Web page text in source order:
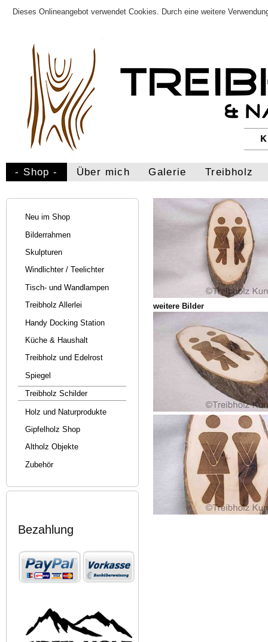
Dieses Onlineangebot verwendet Cookies. Durch eine weitere
- Shop - Über mich Galerie Treibholz
Neu im Shop
Bilderrahmen
Skulpturen
Windlichter / Teelichter
Tisch- und Wandlampen
Treibholz Allerlei
Handy Docking Station
Küche & Haushalt
Treibholz und Edelrost
Spiegel
Treibholz Schilder
Holz und Naturprodukte
Gipfelholz Shop
Altholz Objekte
Zubehör
Bezahlung
weitere Bilder